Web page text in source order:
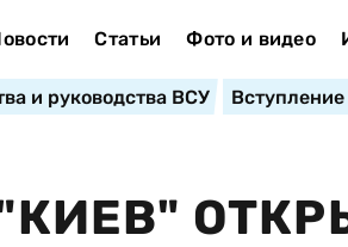
Статьи Фото и видео
и руководства ВСУ